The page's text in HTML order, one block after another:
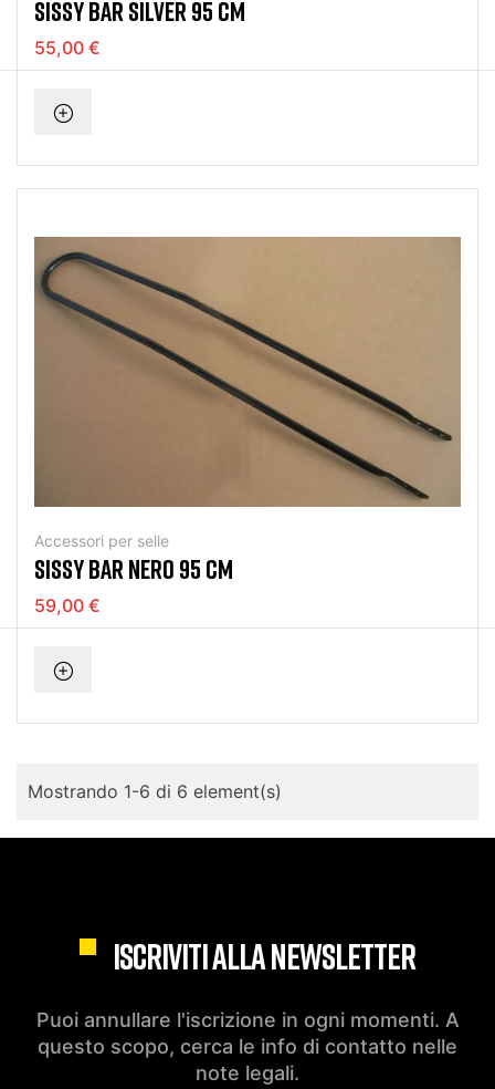
SISSY BAR SILVER 95 CM
55,00 €
Accessori per selle
SISSY BAR NERO 95 CM
59,00 €
Mostrando 1-6 di 6 element(s)
ISCRIVITI ALLA NEWSLETTER
Puoi annullare l'iscrizione in ogni momenti. A
questo scopo, cerca le info di contatto nelle
note legali.